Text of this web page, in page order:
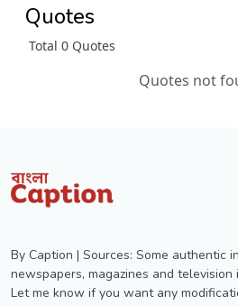
Quotes
Total 0 Quotes
Quotes not
By Caption | Sources: Some authentic
newspapers, magazines and television
Let me know if you want any